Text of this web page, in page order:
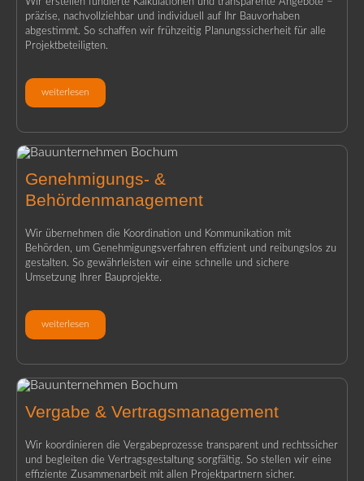
präzise, nachvollziehbar und individuell auf Ihr Bauvorhaben
abgestimmt. So schaffen wir frühzeitig Planungssicherheit für alle
Projektbeteiligten.
weiterlesen
Genehmigungs- &
Behördenmanagement
Wir übernehmen die Koordination und Kommunikation mit
Behörden, um Genehmigungsverfahren effizient und reibungslos zu
gestalten. So gewährleisten wir eine schnelle und sichere
Umsetzung Ihrer Bauprojekte.
weiterlesen
Vergabe & Vertragsmanagement
Wir koordinieren die Vergabeprozesse transparent und rechtssicher
und begleiten die Vertragsgestaltung sorgfältig. So stellen wir eine
effiziente Zusammenarbeit mit allen Projektpartnern sicher.